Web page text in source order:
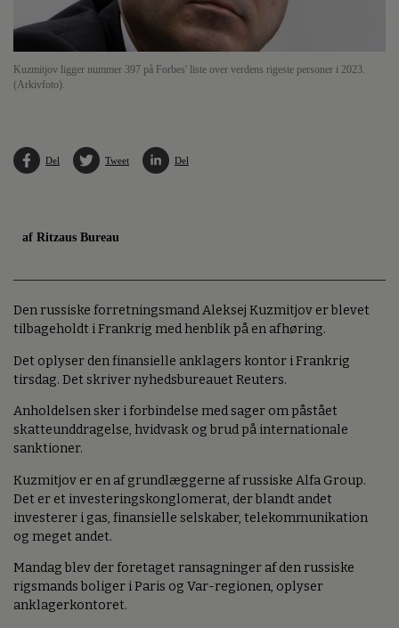
Kuzmitjov ligger nummer 397 på Forbes' liste over verdens rigeste personer i 2023.
(Arkivfoto).
Del Tweet Del
af Ritzaus Bureau
Den russiske forretningsmand Aleksej Kuzmitjov er blevet
tilbageholdt i Frankrig med henblik på en afhøring.
Det oplyser den finansielle anklagers kontor i Frankrig
tirsdag. Det skriver nyhedsbureauet Reuters.
Anholdelsen sker i forbindelse med sager om påstået
skatteunddragelse, hvidvask og brud på internationale
sanktioner.
Kuzmitjov er en af grundlæggerne af russiske Alfa Group.
Det er et investeringskonglomerat, der blandt andet
investerer i gas, finansielle selskaber, telekommunikation
og meget andet.
Mandag blev der foretaget ransagninger af den russiske
rigsmands boliger i Paris og Var-regionen, oplyser
anklagerkontoret.